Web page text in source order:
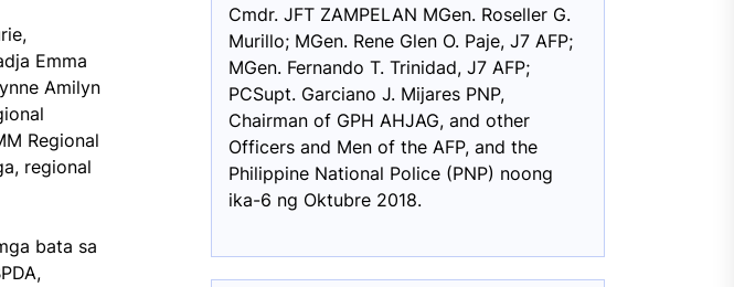
Emma
Amilyn
Regional
regional
bata sa
Cmdr. JFT ZAMPELAN MGen. Roseller G.
Murillo; MGen. Rene Glen O. Paje, J7 AFP;
MGen. Fernando T. Trinidad, J7 AFP;
PCSupt. Garciano J. Mijares PNP,
Chairman of GPH AHJAG, and other
Officers and Men of the AFP, and the
Philippine National Police (PNP) noong
ika-6 ng Oktubre 2018.